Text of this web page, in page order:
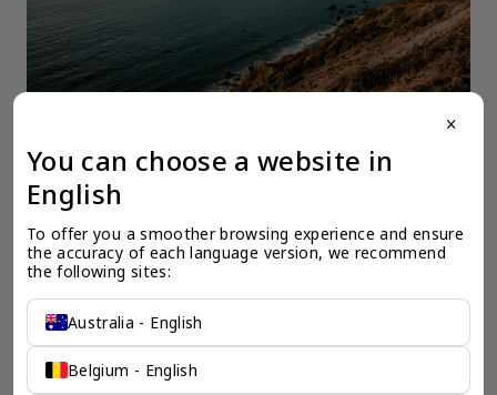
一个全服务咨询公司为您
保驾护航
奕资环球是您值得信赖的海外合作伙伴。我们是香港伦敦奕资
咨询有限公司的零售咨询部门，这是一家总部位于香港的全球
咨询机构，接触世界50个市场，约占全球GDP的72%。
凭借其战略优势，我们可以将客户与全球市场的机遇联系起
来，并为21个行业的客户提供服务。
close
You can choose a website in
English
To offer you a smoother browsing experience and ensure
the accuracy of each language version, we recommend
the following sites:
Australia - English
Belgium - English